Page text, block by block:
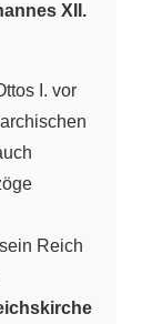
XII.
I. vor
Reich